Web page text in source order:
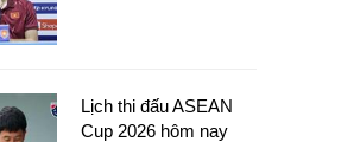
Lịch thi đấu ASEAN
Cup 2026 hôm nay